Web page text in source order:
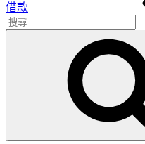
借款
搜